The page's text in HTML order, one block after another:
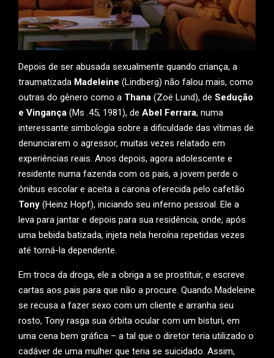
Depois de ser abusada sexualmente quando criança, a
traumatizada Madeleine (Lindberg) não falou mais, como
outras do gênero como a Thana (Zoë Lund), de Sedução
e Vingança (Ms .45, 1981), de Abel Ferrara, numa
interessante simbologia sobre a dificuldade das vítimas de
denunciarem o agressor, muitas vezes relatado em
experiências reais. Anos depois, agora adolescente e
residente numa fazenda com os pais, a jovem perde o
ônibus escolar e aceita a carona oferecida pelo cafetão
Tony (Heinz Hopf), iniciando seu inferno pessoal. Ele a
leva para jantar e depois para sua residência, onde, após
uma bebida batizada, injeta nela heroína repetidas vezes
até torná-la dependente.
Em troca da droga, ele a obriga a se prostituir, e escreve
cartas aos pais para que não a procure. Quando Madeleine
se recusa a fazer sexo com um cliente e arranha seu
rosto, Tony rasga sua órbita ocular com um bisturi, em
uma cena bem gráfica – a tal que o diretor teria utilizado o
cadáver de uma mulher que teria se suicidado. Assim,